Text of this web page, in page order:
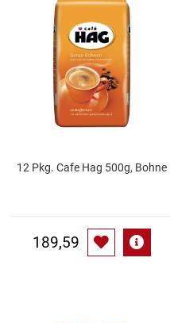
Service
Speck / Rohschinken
12 Pkg. Cafe Hag 500g, Bohne
189,59